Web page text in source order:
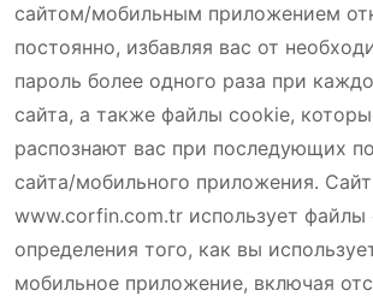
сайтом/мобильным приложением
постоянно, избавляя вас от
пароль более одного раза при
сайта, а также файлы cookie,
распознают вас при последующих
сайта/мобильного приложения. Сайт
www.corfin.com.tr использует файлы
определения того, как вы
мобильное приложение, включая